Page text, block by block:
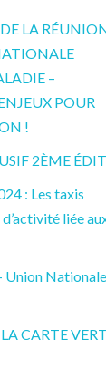
LA
–
POUR
!
2ÈME
: Les taxis
liée
Union
CARTE